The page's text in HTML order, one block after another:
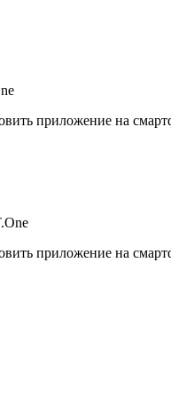
приложение на
приложение на